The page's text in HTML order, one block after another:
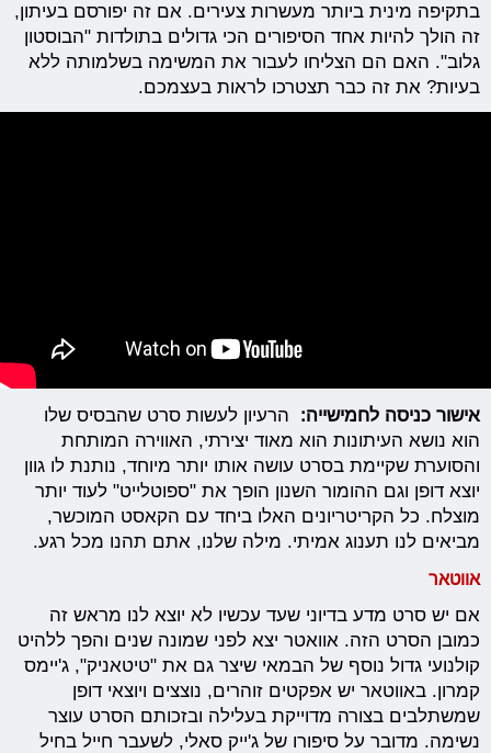
בתקיפה מינית ביותר מעשרות צעירים. אם זה יפורסם בעיתון,
זה הולך להיות אחד הסיפורים הכי גדולים בתולדות "הבוסטון
גלוב". האם הם הצליחו לעבור את המשימה בשלמותה ללא
בעיות? את זה כבר תצטרכו לראות בעצמכם.
אישור כניסה לחמישייה: הרעיון לעשות סרט שהבסיס שלו
הוא נושא העיתונות הוא מאוד יצירתי, האווירה המותחת
והסוערת שקיימת בסרט עושה אותו יותר מיוחד, נותנת לו גוון
יוצא דופן וגם ההומור השנון הופך את "ספוטלייט" לעוד יותר
מוצלח. כל הקריטריונים האלו ביחד עם הקאסט המוכשר,
מביאים לנו תענוג אמיתי. מילה שלנו, אתם תהנו מכל רגע.
אווטאר
אם יש סרט מדע בדיוני שעד עכשיו לא יוצא לנו מראש זה
כמובן הסרט הזה. אוואטר יצא לפני שמונה שנים והפך ללהיט
קולנועי גדול נוסף של הבמאי שיצר גם את "טיטאניק", ג'יימס
קמרון. באווטאר יש אפקטים זוהרים, נוצצים ויוצאי דופן
שמשתלבים בצורה מדוייקת בעלילה ובזכותם הסרט עוצר
נשימה. מדובר על סיפורו של ג'ייק סאלי, לשעבר חייל בחיל